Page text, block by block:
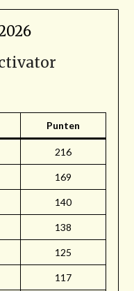
Punten
216
169
140
138
125
117